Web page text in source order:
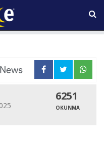
15:51
6251
OKUNMA